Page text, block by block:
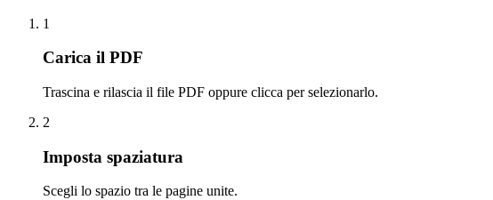
1
Carica il PDF
Trascina e rilascia il file PDF oppure clicca per selezionarlo.
2
Imposta spaziatura
Scegli lo spazio tra le pagine unite.